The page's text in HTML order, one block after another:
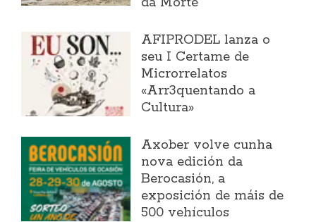
AFIPRODEL lanza o
seu I Certame de
Microrrelatos
«Arr3quentando a
Cultura»
Axober volve cunha
nova edición da
Berocasión, a
exposición de máis de
500 vehículos